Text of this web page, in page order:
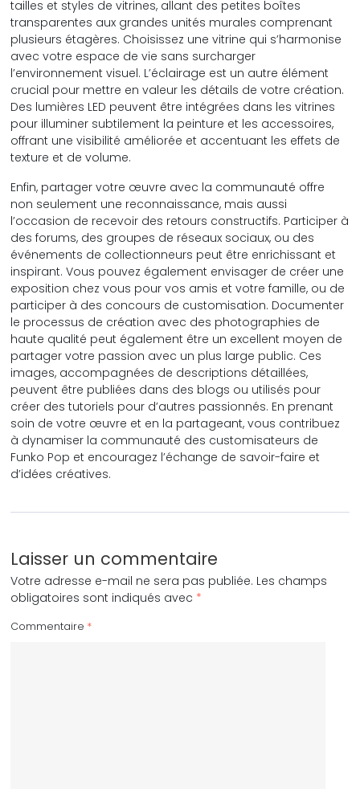
tailles et styles de vitrines, allant des petites boîtes
transparentes aux grandes unités murales comprenant
plusieurs étagères. Choisissez une vitrine qui s’harmonise
avec votre espace de vie sans surcharger
l’environnement visuel. L’éclairage est un autre élément
crucial pour mettre en valeur les détails de votre création.
Des lumières LED peuvent être intégrées dans les vitrines
pour illuminer subtilement la peinture et les accessoires,
offrant une visibilité améliorée et accentuant les effets de
texture et de volume.
Enfin, partager votre œuvre avec la communauté offre
non seulement une reconnaissance, mais aussi
l’occasion de recevoir des retours constructifs. Participer à
des forums, des groupes de réseaux sociaux, ou des
événements de collectionneurs peut être enrichissant et
inspirant. Vous pouvez également envisager de créer une
exposition chez vous pour vos amis et votre famille, ou de
participer à des concours de customisation. Documenter
le processus de création avec des photographies de
haute qualité peut également être un excellent moyen de
partager votre passion avec un plus large public. Ces
images, accompagnées de descriptions détaillées,
peuvent être publiées dans des blogs ou utilisés pour
créer des tutoriels pour d’autres passionnés. En prenant
soin de votre œuvre et en la partageant, vous contribuez
à dynamiser la communauté des customisateurs de
Funko Pop et encouragez l’échange de savoir-faire et
d’idées créatives.
Laisser un commentaire
Votre adresse e-mail ne sera pas publiée. Les champs
obligatoires sont indiqués avec *
Commentaire *